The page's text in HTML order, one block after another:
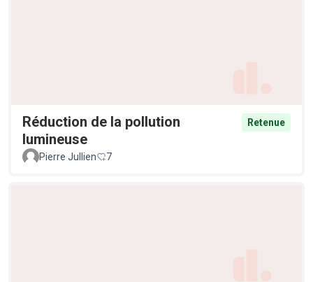
Réduction de la pollution
lumineuse
Retenue
Pierre Jullien 7